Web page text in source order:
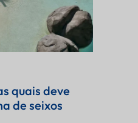
quais deve
de seixos